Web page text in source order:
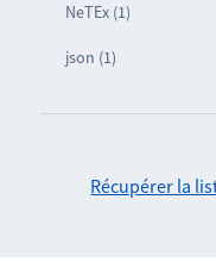
NeTEx (1)
json (1)
Récupérer la